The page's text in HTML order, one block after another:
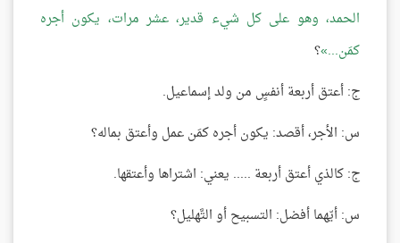
الحمد، وهو على كل شيء قدير، عشر مرات، يكون أجره
كمَن... ؟
ج: أعتق أربعة أنفسٍ من ولد إسماعيل.
س: الأجر، أقصد: يكون أجره كمَن عمل وأعتق بماله؟
ج: كالذي أعتق أربعة ..... يعني: اشتراها وأعتقها.
س: أيّهما أفضل: التسبيح أو التَّهليل؟